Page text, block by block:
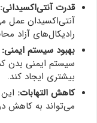
قدرت آنتی‌اکسیدانی:
آنتی‌اکسیدان عمل
رادیکال‌های آزاد
بهبود سیستم ایمنی:
سیستم ایمنی بدن
بیشتری ایجاد کند.
کاهش التهابات:
می‌تواند به کاهش